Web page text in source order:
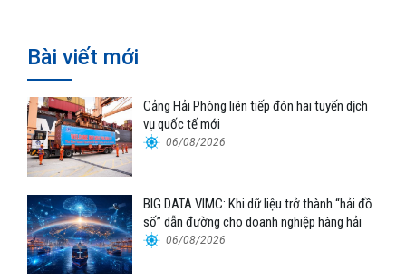
Bài viết mới
Cảng Hải Phòng liên tiếp đón hai tuyến dịch
vụ quốc tế mới
06/08/2026
BIG DATA VIMC: Khi dữ liệu trở thành “hải đồ
số” dẫn đường cho doanh nghiệp hàng hải
06/08/2026